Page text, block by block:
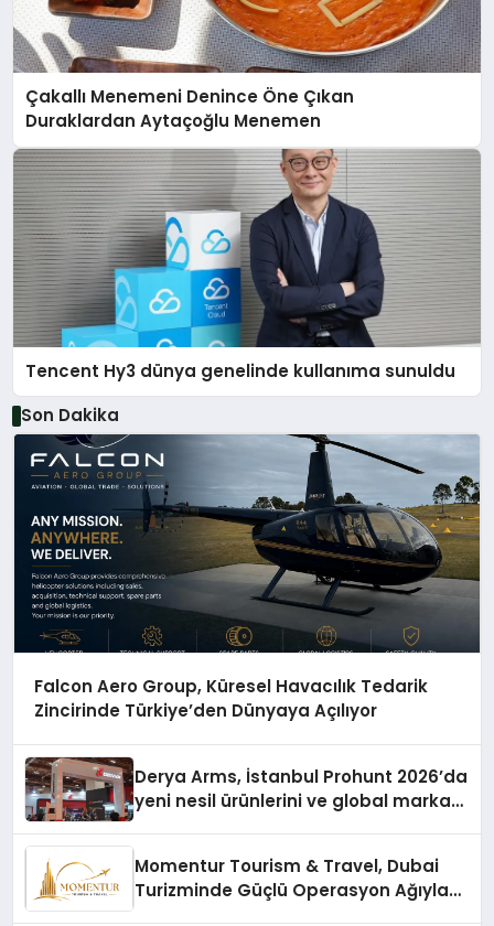
Çakallı Menemeni Denince Öne Çıkan
Duraklardan Aytaçoğlu Menemen
Tencent Hy3 dünya genelinde kullanıma sunuldu
Son Dakika
Falcon Aero Group, Küresel Havacılık Tedarik
Zincirinde Türkiye’den Dünyaya Açılıyor
Derya Arms, İstanbul Prohunt 2026’da
yeni nesil ürünlerini ve global marka
Momentur Tourism & Travel, Dubai
Turizminde Güçlü Operasyon Ağıyla